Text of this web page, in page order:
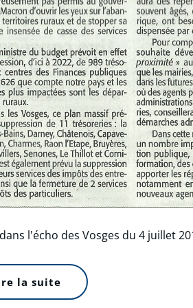
l'écho des Vosges du 4 juillet
la suite